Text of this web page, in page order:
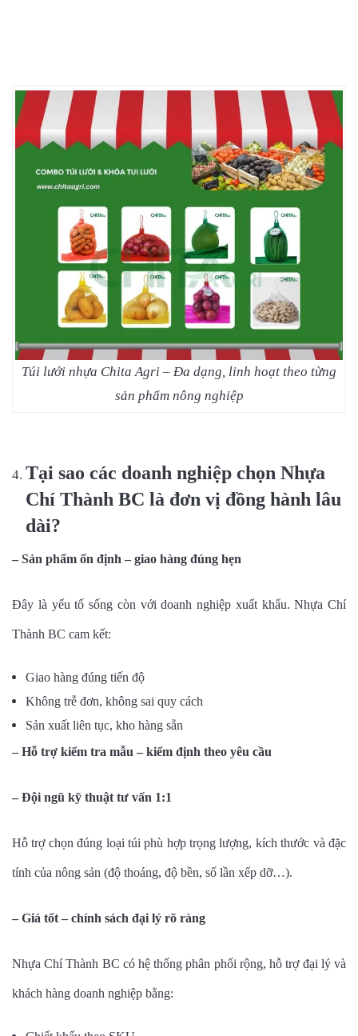
Túi lưới nhựa Chita Agri – Đa dạng, linh hoạt theo từng
sản phẩm nông nghiệp
Tại sao các doanh nghiệp chọn Nhựa
Chí Thành BC là đơn vị đồng hành lâu
dài?
– Sản phẩm ổn định – giao hàng đúng hẹn
Đây là yếu tố sống còn với doanh nghiệp xuất khẩu. Nhựa Chí
Thành BC cam kết:
Giao hàng đúng tiến độ
Không trễ đơn, không sai quy cách
Sản xuất liên tục, kho hàng sẵn
– Hỗ trợ kiểm tra mẫu – kiểm định theo yêu cầu
– Đội ngũ kỹ thuật tư vấn 1:1
Hỗ trợ chọn đúng loại túi phù hợp trọng lượng, kích thước và đặc
tính của nông sản (độ thoáng, độ bền, số lần xếp dỡ…).
– Giá tốt – chính sách đại lý rõ ràng
Nhựa Chí Thành BC có hệ thống phân phối rộng, hỗ trợ đại lý và
khách hàng doanh nghiệp bằng: